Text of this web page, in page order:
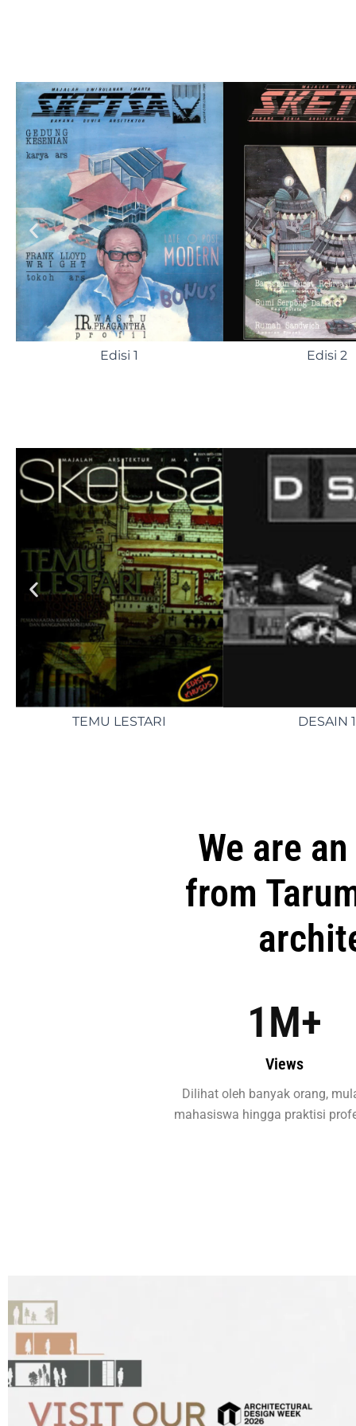
Edisi 6 Edisi 7
TEMU LESTARI DESAIN 1
We are
from
Views
1M+
Dilihat oleh banyak orang,
mahasiswa hingga praktisi